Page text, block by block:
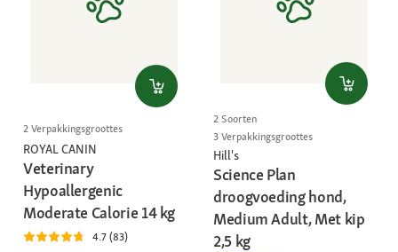
2 Verpakkingsgroottes
ROYAL CANIN
Veterinary
Hypoallergenic
Moderate Calorie 14 kg
4.7 (83)
2 Soorten
3 Verpakkingsgroottes
Hill's
Science Plan
droogvoeding hond,
Medium Adult, Met kip
2,5 kg